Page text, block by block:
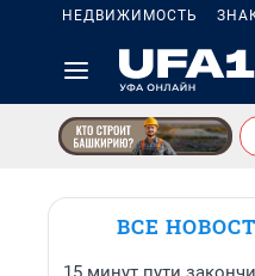
НЕДВИЖИМОСТЬ
ВСЕ